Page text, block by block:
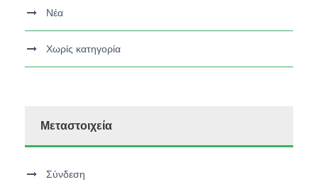
Νέα
Χωρίς κατηγορία
Μεταστοιχεία
Σύνδεση